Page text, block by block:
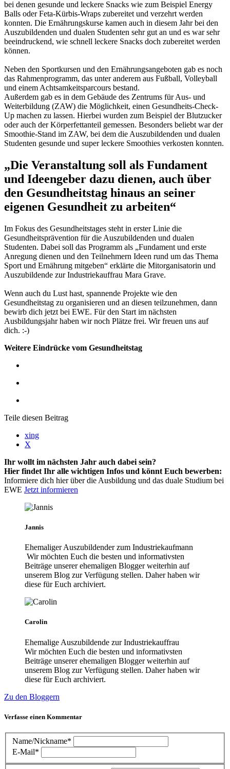
bei denen gesunde und leckere Snacks wie zum Beispiel Energy
Balls oder Feta-Kürbis-Wraps zubereitet und verzehrt werden
konnten. Die Ernährungskurse kamen auch in diesem Jahr bei den
Auszubildenden und dualen Studenten sehr gut an und es war sehr
beeindruckend, wie schnell leckere Snacks doch zubereitet werden
können.
Neben den Sportkursen und den Ernährungsangeboten gab es noch
das Rahmenprogramm, das unter anderem aus Fußball, Volleyball
und einem Achtsamkeitsparcours bestand.
Außerdem gab es in dem Gebäude des Zentrums für Aus- und
Weiterbildung (ZAW) die Möglichkeit, einen Gesundheits-Check-
Up machen zu lassen. Hierbei wurden zum Beispiel der Blutzucker
oder auch der Körperfettanteil gemessen. Besonders beliebt war der
Smoothie-Stand im ZAW, bei dem die Auszubildenden und dualen
Studenten gesunde und super leckere Smoothies verkosten konnten.
„Die Veranstaltung soll als Fundament
und Ideengeber dazu dienen, auch über
den Gesundheitstag hinaus an seiner
eigenen Gesundheit zu arbeiten“
Im Fokus des Gesundheitstages steht in erster Linie die
Gesundheitsprävention für die Auszubildenden und dualen
Studenten. Dabei soll das Programm als „Fundament und erste
Anregung dienen und den Teilnehmern Ideen rund um das Thema
Sport und Ernährung mitgeben“ erklärte die Mitorganisatorin und
Auszubildende zur Industriekauffrau Mara Grave.
Wenn auch du Lust hast, spannende Projekte wie den
Gesundheitstag zu organisieren und an diesen teilzunehmen, dann
bewirb dich jetzt bei EWE. Für den Start im nächsten
Ausbildungsjahr haben wir noch Plätze frei. Wir freuen uns auf
dich. :-)
Weitere Eindrücke vom Gesundheitstag
Teile diesen Beitrag
xing
X
Ihr wollt im nächsten Jahr auch dabei sein?
Hier findet Ihr alle wichtigen Infos und könnt Euch bewerben:
Informiere dich hier über die Ausbildung und das duale Studium bei
EWE Jetzt informieren
Jannis
Ehemaliger Auszubildender zum Industriekaufmann
Wir möchten Euch die besten und informativsten
Beiträge unserer ehemaligen Blogger weiterhin auf
unserem Blog zur Verfügung stellen. Daher haben wir
diese für Euch archiviert.
Carolin
Ehemalige Auszubildende zur Industriekauffrau
Wir möchten Euch die besten und informativsten
Beiträge unserer ehemaligen Blogger weiterhin auf
unserem Blog zur Verfügung stellen. Daher haben wir
diese für Euch archiviert.
Zu den Bloggern
Verfasse einen Kommentar
Name/Nickname*
E-Mail*